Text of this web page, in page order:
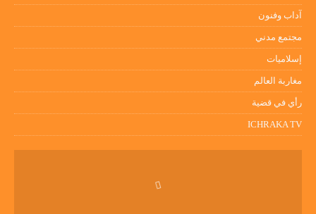
آداب وفنون
مجتمع مدني
إسلاميات
مغاربة العالم
رأي في قضية
ICHRAKA TV